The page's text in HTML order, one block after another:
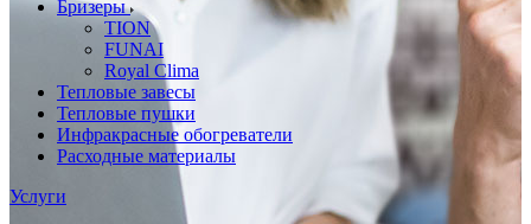
Бризеры
TION
FUNAI
Royal Clima
Тепловые завесы
Тепловые пушки
Инфракрасные обогреватели
Расходные материалы
Услуги